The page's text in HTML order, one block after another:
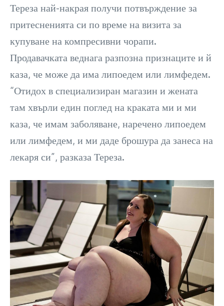
Тереза най-накрая получи потвърждение за
притесненията си по време на визита за
купуване на компресивни чорапи.
Продавачката веднага разпозна признаците и й
каза, че може да има липоедем или лимфедем.
“Отидох в специализиран магазин и жената
там хвърли един поглед на краката ми и ми
каза, че имам заболяване, наречено липоедем
или лимфедем, и ми даде брошура да занеса на
лекаря си”, разказа Тереза.